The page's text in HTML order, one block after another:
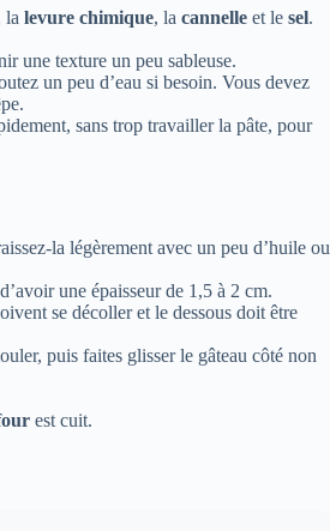
la levure chimique, la cannelle et le sel.
une texture un peu sableuse.
un peu d’eau si besoin. Vous devez
sans trop travailler la pâte, pour
la légèrement avec un peu d’huile ou
une épaisseur de 1,5 à 2 cm.
se décoller et le dessous doit être
puis faites glisser le gâteau côté non
est cuit.